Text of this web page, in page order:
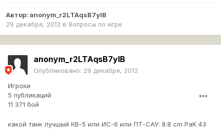
Автор: anonym_r2LTAqsB7yIB
29 декабря, 2012 в Вопросы по игре
anonym_r2LTAqsB7yIB
Опубликовано: 29 декабря, 2012
Игроки
5 публикаций
11 371 бой
какой танк лучшый КВ-5 или ИС-6 или ПТ-САУ: 8.8 cm PaK 43